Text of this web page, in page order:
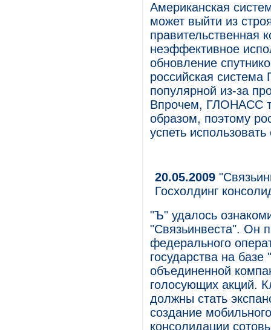
Американская
может выйти из
правительственная
неэффективное
обновление
российская
популярной из-за
Впрочем, ГЛОНАСС
образом, поэтому
успеть
20.05.2009
Госхолдинг
"Ъ" удалось
"Связьинвеста". Он
федерального
государства на
объединенной
голосующих акций.
должны стать
создание
консолидации